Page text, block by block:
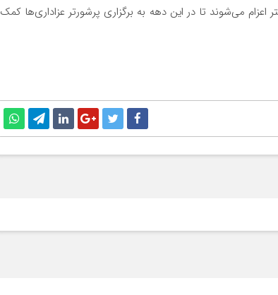
می‌شوند تا در این دهه به برگزاری پرشورتر عزاداری‌ها کمک